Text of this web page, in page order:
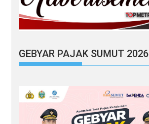
GEBYAR PAJAK SUMUT 2026